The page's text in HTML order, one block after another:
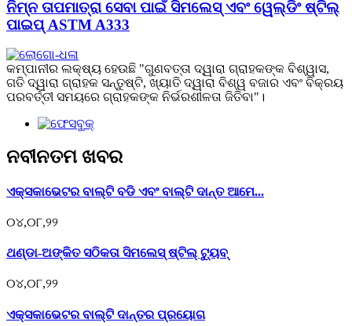
ନିମ୍ନ ତାପମାତ୍ରା ସେବା ପାଇଁ ସିମଲେସ୍ ଏବଂ ୱେଲ୍ଡିଂ ଷ୍ଟିଲ୍
ପାଇପ୍ ASTM A333
କମ୍ପାନୀର ଲକ୍ଷ୍ୟ ହେଉଛି "ଗୁଣବତ୍ତା ଦ୍ୱାରା ଗ୍ରାହକଙ୍କ ବିଶ୍ୱାସ,
ଗତି ଦ୍ୱାରା ଗ୍ରାହକ ସନ୍ତୁଷ୍ଟି, ଖ୍ୟାତି ଦ୍ୱାରା ବିଶ୍ୱ ବଜାର ଏବଂ ବିକ୍ରୟ
ପରବର୍ତ୍ତୀ ସମୟରେ ଗ୍ରାହକଙ୍କ ନିର୍ଭରଶୀଳତା ଜିତିବା"।
ନବୀନତମ ଖବର
ଏକ୍ସକାଭେଟର ବାଲ୍ଟି ବଡି ଏବଂ ବାଲ୍ଟି ଦାନ୍ତ ଆମେ...
୦୪,୦୮,୨୨
ଥଣ୍ଡା-ଅଙ୍କିତ ସଠିକତା ସିମଲେସ୍ ଷ୍ଟିଲ୍ ଟ୍ୟୁବ୍
୦୪,୦୮,୨୨
ଏକ୍ସକାଭେଟର ବାଲ୍ଟି ଦାନ୍ତର ପ୍ରୟୋଗ